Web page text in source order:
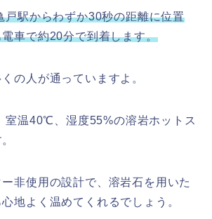
戸駅からわずか30秒の距離に位置
車で約20分で到着します。
の人が通っていますよ。
室温40℃、湿度55%の溶岩ホットス
非使用の設計で、溶岩石を用いた
地よく温めてくれるでしょう。